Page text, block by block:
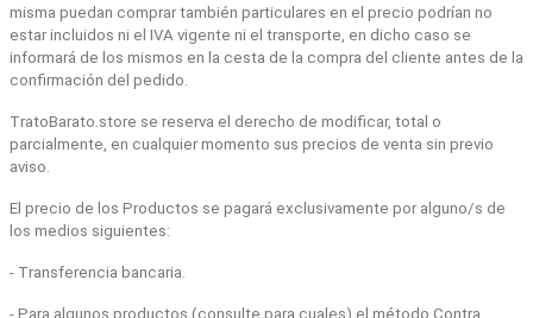
misma puedan comprar también particulares en el precio podrían no
estar incluidos ni el IVA vigente ni el transporte, en dicho caso se
informará de los mismos en la cesta de la compra del cliente antes de la
confirmación del pedido.
TratoBarato.store se reserva el derecho de modificar, total o
parcialmente, en cualquier momento sus precios de venta sin previo
aviso.
El precio de los Productos se pagará exclusivamente por alguno/s de
los medios siguientes:
- Transferencia bancaria.
- Para algunos productos (consulte para cuales) el método Contra